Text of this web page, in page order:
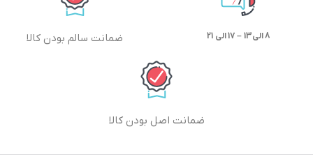
8 الی13 – 17 الی 21 ضمانت سالم بودن کالا
ضمانت اصل بودن کالا